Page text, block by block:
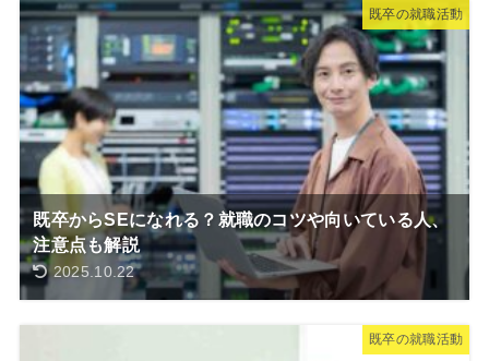
既卒の就職活動
既卒からSEになれる？就職のコツや向いている人、
注意点も解説
2025.10.22
既卒の就職活動